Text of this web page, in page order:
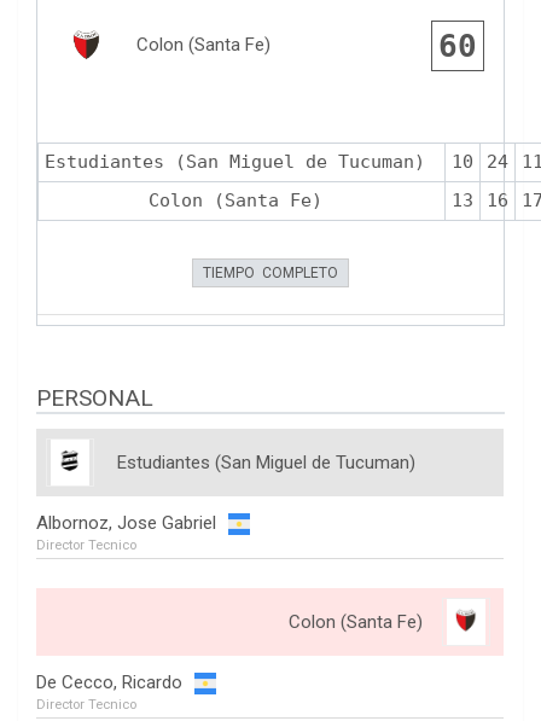
Colon (Santa Fe) 60
Estudiantes (San Miguel de Tucuman) 10 24
Colon (Santa Fe)
13 16
TIEMPO COMPLETO
PERSONAL
Estudiantes (San Miguel de Tucuman)
Albornoz, Jose Gabriel
Director Tecnico
Colon (Santa Fe)
De Cecco, Ricardo
Director Tecnico